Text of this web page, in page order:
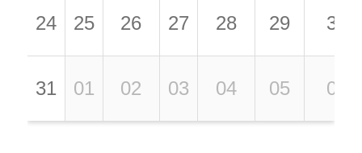
24 25 26 27 28 29 30
31 01 02 03 04 05 06